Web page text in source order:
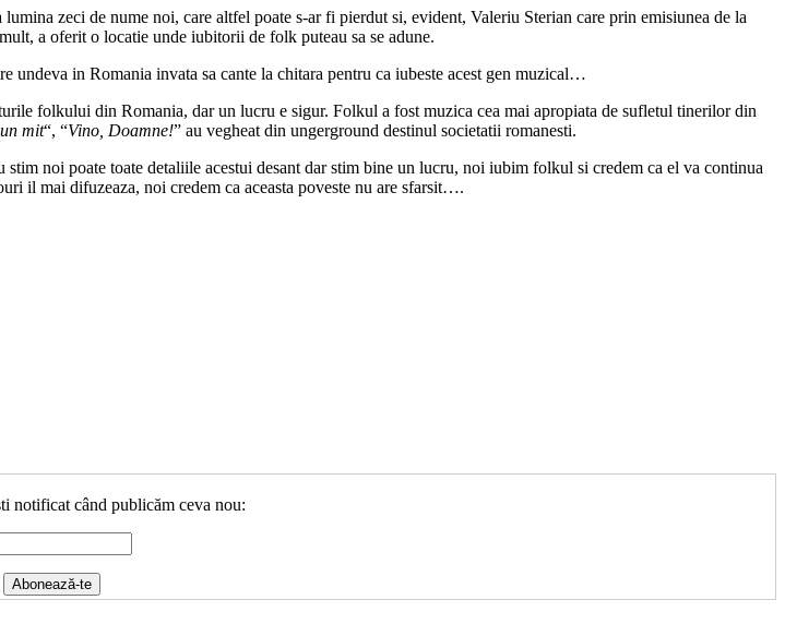
lumina zeci de nume noi, care altfel poate s-ar fi pierdut si, evident, Valeriu Sterian care prin emisiunea de la
a oferit o locatie unde iubitorii de folk puteau sa se adune.
undeva in Romania invata sa cante la chitara pentru ca iubeste acest gen muzical…
folkului din Romania, dar un lucru e sigur. Folkul a fost muzica cea mai apropiata de sufletul tinerilor din
mit“, “Vino, Doamne!” au vegheat din ungerground destinul societatii romanesti.
noi poate toate detaliile acestui desant dar stim bine un lucru, noi iubim folkul si credem ca el va continua
il mai difuzeaza, noi credem ca aceasta poveste nu are sfarsit….
notificat când publicăm ceva nou: